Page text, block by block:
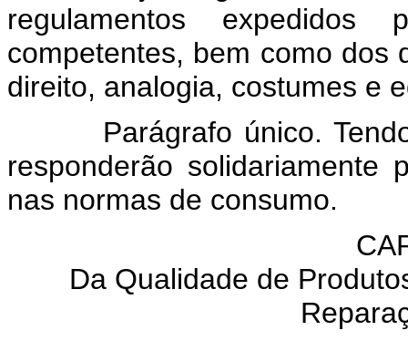
regulamentos expedidos
competentes, bem como dos
direito, analogia, costumes e
Parágrafo único.
responderão solidariamente
nas normas de consumo.
Da Qualidade de